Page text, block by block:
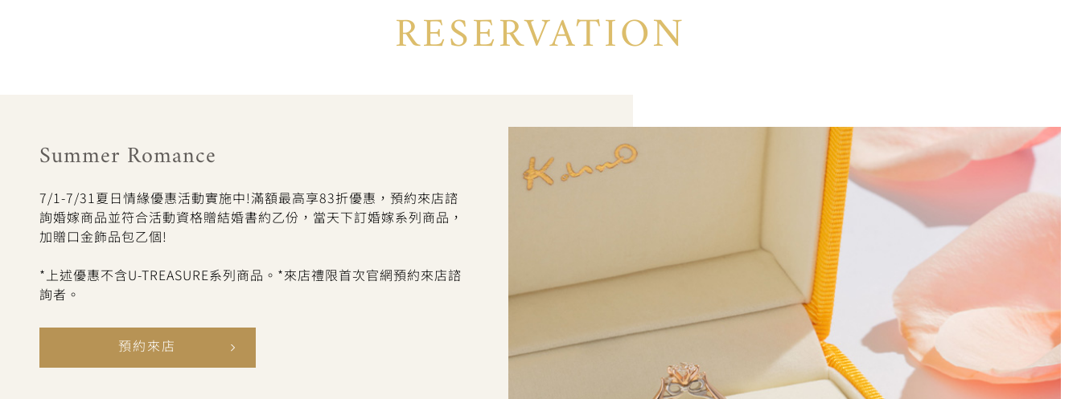
RESERVATION
Summer Romance
7/1-7/31夏日情緣優惠活動實施中!滿額最高享83折優惠，預約來店諮
詢婚嫁商品並符合活動資格贈結婚書約乙份，當天下訂婚嫁系列商品，
加贈口金飾品包乙個!
*上述優惠不含U-TREASURE系列商品。*來店禮限首次官網預約來店諮
詢者。
預約來店